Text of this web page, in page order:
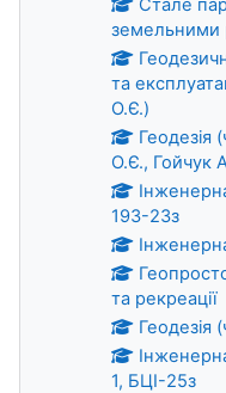
Стале
земельними
та
О.Є.)
Геодезія
О.Є., Гойчук
193-23з
та рекреації
Геодезія
1, БЦІ-25з